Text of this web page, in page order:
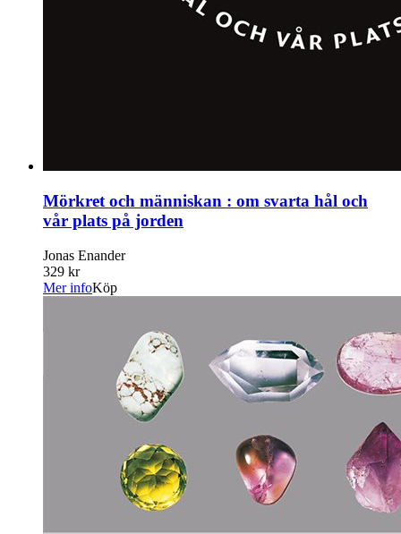
Mörkret och människan : om svarta hål och
vår plats på jorden
Jonas Enander
329 kr
Mer infoKöp